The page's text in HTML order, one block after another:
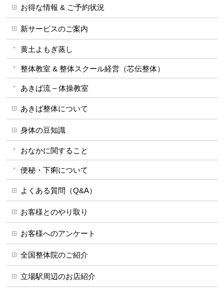
お得な情報 & ご予約状況
新サービスのご案内
黄土よもぎ蒸し
整体教室 & 整体スクール経営（芯伝整体）
あきば流 – 体操教室
あきば整体について
身体の豆知識
おなかに関すること
便秘・下痢について
よくある質問（Q&A）
お客様とのやり取り
お客様へのアンケート
全国整体院のご紹介
立場駅周辺のお店紹介